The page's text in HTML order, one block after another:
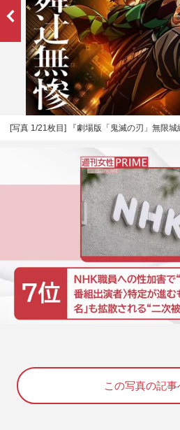
[写真 1/21枚目] 『劇場版「鬼滅の刃」無限城
この写真の記事